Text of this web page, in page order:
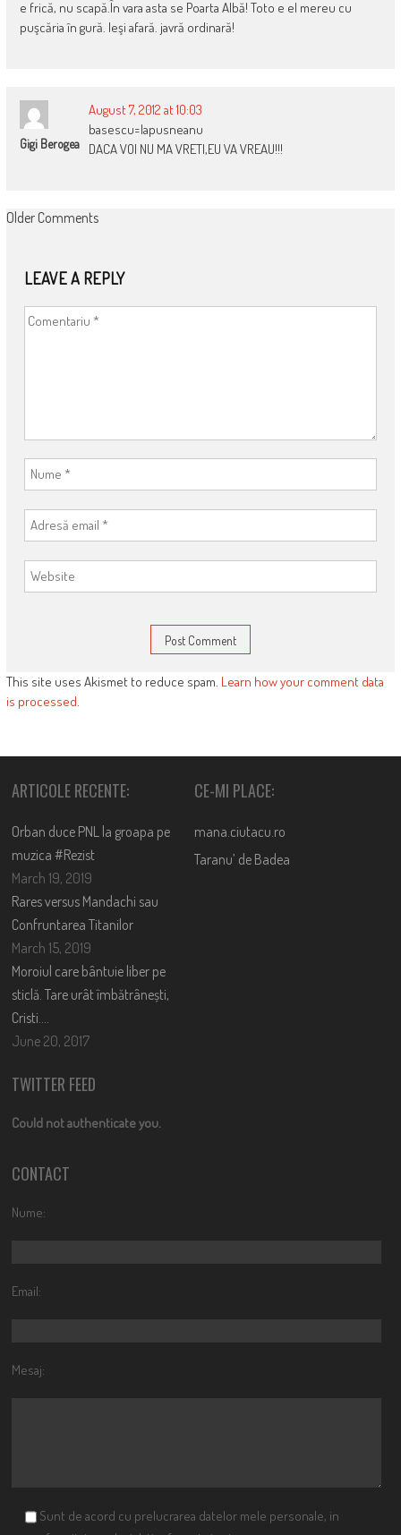
e frică, nu scapă.În vara asta se Poarta Albă! Toto e el mereu cu
puşcăria în gură. Ieşi afară. javră ordinară!
Gigi Berogea
August 7, 2012 at 10:03
basescu=lapusneanu
DACA VOI NU MA VRETI,EU VA VREAU!!!
COMMENT
Older Comments
LEAVE A REPLY
This site uses Akismet to reduce spam. Learn how your comment data
is processed.
ARTICOLE RECENTE:
Orban duce PNL la groapa pe
muzica #Rezist
March 19, 2019
Rares versus Mandachi sau
Confruntarea Titanilor
March 15, 2019
Moroiul care bântuie liber pe
sticlă. Tare urât îmbătrânești,
Cristi….
June 20, 2017
CE-MI PLACE:
mana.ciutacu.ro
Taranu’ de Badea
TWITTER FEED
Could not authenticate you.
CONTACT
Nume:
Email:
Mesaj:
Sunt de acord cu prelucrarea datelor mele personale, in